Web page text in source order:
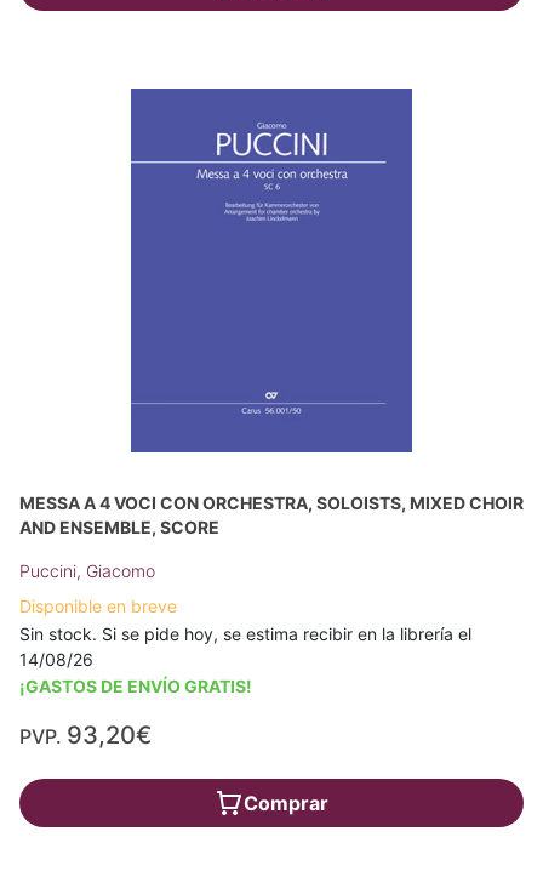
MESSA A 4 VOCI CON ORCHESTRA, SOLOISTS, MIXED CHOIR
AND ENSEMBLE, SCORE
Puccini, Giacomo
Disponible en breve
Sin stock. Si se pide hoy, se estima recibir en la librería el
14/08/26
¡GASTOS DE ENVÍO GRATIS!
PVP. 93,20€
Comprar